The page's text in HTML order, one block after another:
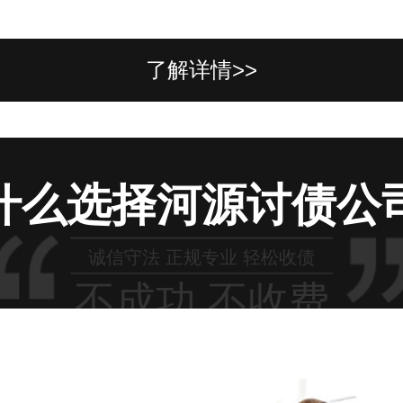
了解详情>>
么选择河源讨债公
诚信守法 正规专业 轻松收债
不成功 不收费